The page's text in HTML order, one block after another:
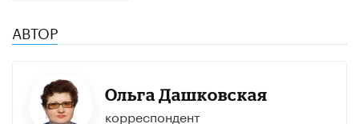
АВТОР
Ольга Дашковская
корреспондент